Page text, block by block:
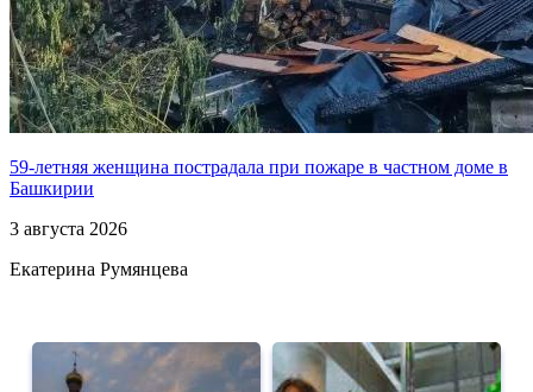
59-летняя женщина пострадала при пожаре в частном доме в
Башкирии
3 августа 2026
Екатерина Румянцева